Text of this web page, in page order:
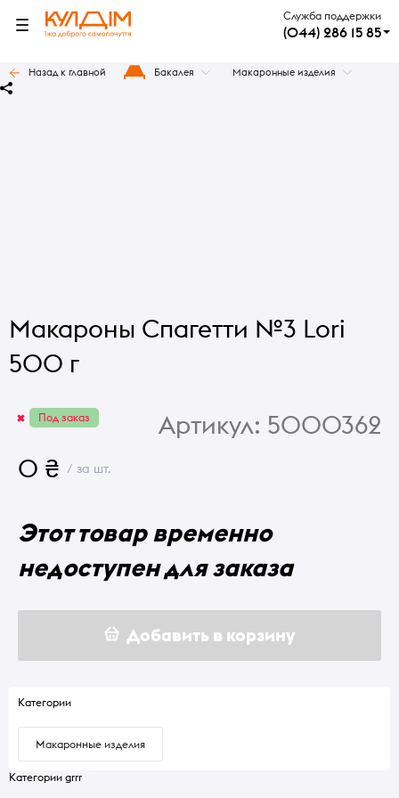
Служба поддержки
(044) 286 15 85
Назад к главной Бакалея Макаронные изделия
Макароны Спагетти №3 Lori
500 г
Под заказ Артикул: 5000362
0 ₴ / за шт.
Этот товар временно
недоступен для заказа
Добавить в корзину
Категории
Макаронные изделия
Категории grrr